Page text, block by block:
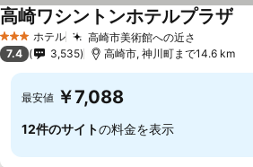
3 ホテルのランク
ホテル 高崎市美術館への近さ
高崎ワシントンホテルプラザ
7.4 3,535 高崎市, 神川町まで14.6 km
最安値 ￥7,088
12件のサイトの料金を表示